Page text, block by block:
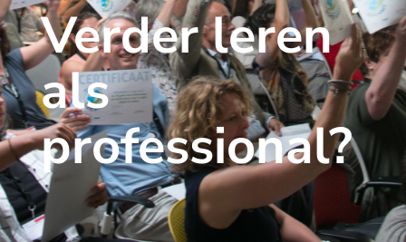
Verder leren
als
professional?